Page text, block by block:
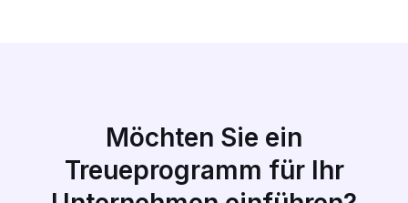
Möchten Sie ein
Treueprogramm für Ihr